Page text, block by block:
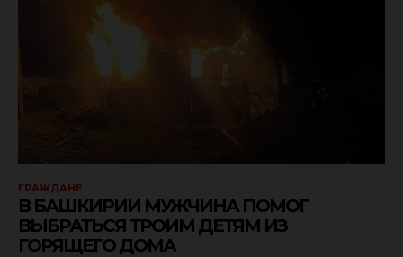
ГРАЖДАНЕ
В БАШКИРИИ МУЖЧИНА ПОМОГ
ВЫБРАТЬСЯ ТРОИМ ДЕТЯМ ИЗ
ГОРЯЩЕГО ДОМА